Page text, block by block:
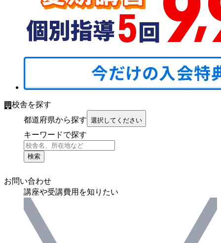
校舎を探す
都道府県から探す 選択してください
キーワードで探す
検索
お問い合わせ
講座や受講費用を知りたい